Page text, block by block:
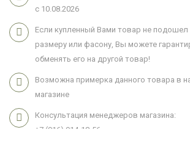
с 10.08.2026
Если купленный Вами товар не подошел
размеру или фасону, Вы можете
обменять его на другой товар!
Возможна примерка данного товара в
магазине
Консультация менеджеров магазина:
+7 (916) 914-18-56